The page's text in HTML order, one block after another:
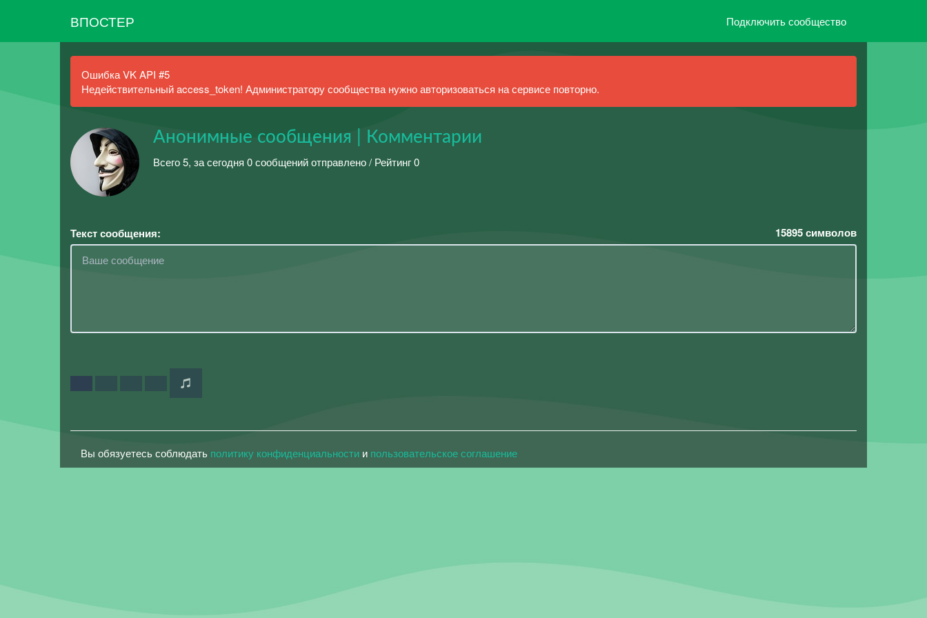
ВПОСТЕР Подключить сообщество
Ошибка VK API #5
Недействительный access_token! Администратору сообщества нужно авторизоваться на сервисе повторно.
Анонимные сообщения | Комментарии
Всего 5, за сегодня 0 сообщений отправлено / Рейтинг 0
Текст сообщения: 15895символов
Вы обязуетесь соблюдать политику конфиденциальности и пользовательское соглашение